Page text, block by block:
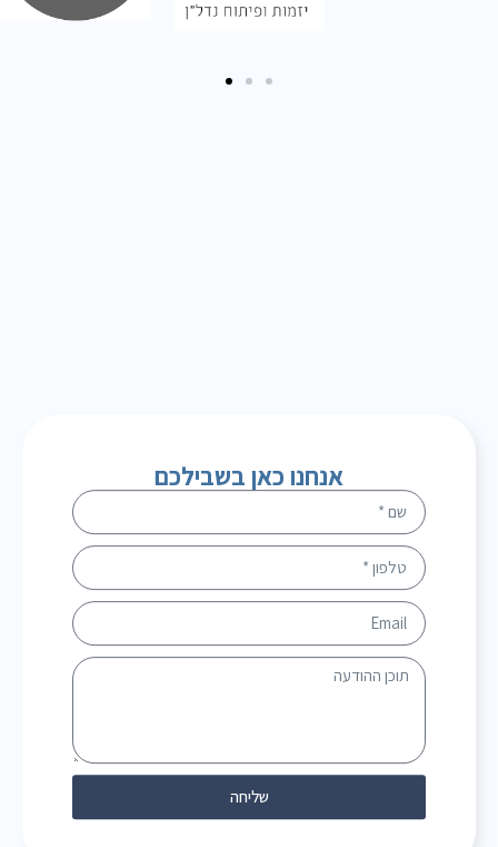
אנחנו כאן בשבילכם
שליחה